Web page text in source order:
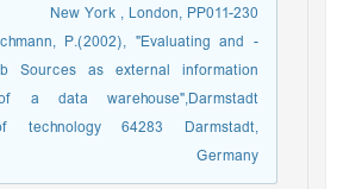
New York , London, PP011-230
P.(2002), "Evaluating and
Sources as external information
a data warehouse",Darmstadt
technology 64283 Darmstadt,
Germany